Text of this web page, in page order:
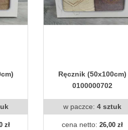
zł
Ręcznik (50x100cm)
0100000702
w paczce: 4 sztuk
cena netto: 26,00 zł